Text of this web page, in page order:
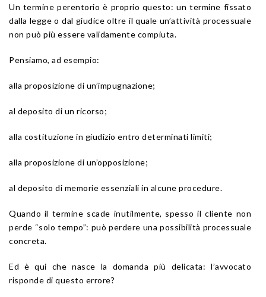
Un termine perentorio è proprio questo: un termine fissato
dalla legge o dal giudice oltre il quale un’attività processuale
non può più essere validamente compiuta.
Pensiamo, ad esempio:
alla proposizione di un’impugnazione;
al deposito di un ricorso;
alla costituzione in giudizio entro determinati limiti;
alla proposizione di un’opposizione;
al deposito di memorie essenziali in alcune procedure.
Quando il termine scade inutilmente, spesso il cliente non
perde “solo tempo”: può perdere una possibilità processuale
concreta.
Ed è qui che nasce la domanda più delicata: l’avvocato
risponde di questo errore?